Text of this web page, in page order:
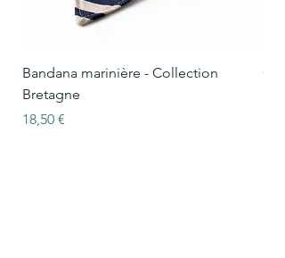
Bandana marinière - Collection
Bretagne
Prix
18,50 €